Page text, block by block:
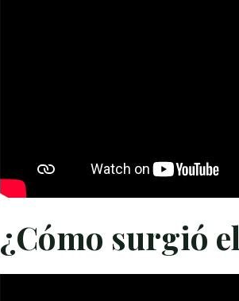
¿Cómo surgió